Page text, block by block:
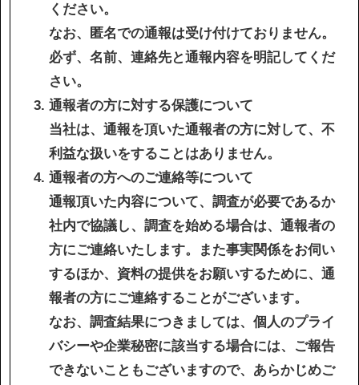
ください。
なお、匿名での通報は受け付けておりません。
必ず、名前、連絡先と通報内容を明記してくだ
さい。
通報者の方に対する保護について
当社は、通報を頂いた通報者の方に対して、不
利益な扱いをすることはありません。
通報者の方へのご連絡等について
通報頂いた内容について、調査が必要であるか
社内で協議し、調査を始める場合は、通報者の
方にご連絡いたします。また事実関係をお伺い
するほか、資料の提供をお願いするために、通
報者の方にご連絡することがございます。
なお、調査結果につきましては、個人のプライ
バシーや企業秘密に該当する場合には、ご報告
できないこともございますので、あらかじめご